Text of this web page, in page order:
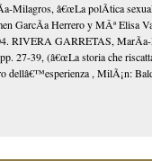
â€œLa polÃ­tica
GarcÃ­a Herrero y MÂª Elisa
RIVERA GARRETAS, MarÃ­a-
27-39, (â€œLa storia che
dellâ€™esperienza , MilÃ¡n: